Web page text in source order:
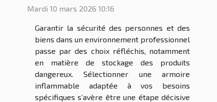
Mardi 10 mars 2026 10:16
Garantir la sécurité des personnes et des
biens dans un environnement professionnel
passe par des choix réfléchis, notamment
en matière de stockage des produits
dangereux. Sélectionner une armoire
inflammable adaptée à vos besoins
spécifiques s’avère être une étape décisive